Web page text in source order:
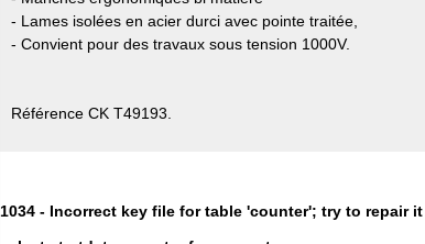
- Lames isolées en acier durci avec pointe traitée,
- Convient pour des travaux sous tension 1000V.
Référence CK T49193.
1034 - Incorrect key file for table 'counter'; try to repair it